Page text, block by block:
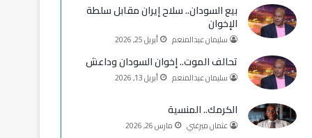
بيع السودان.. سلاح إيران مقابل سلطة
الإخوان
سليمان عبدالمنعم أبريل 25, 2026
تحالف الموت.. إخوان السودان وداعش
سليمان عبدالمنعم أبريل 13, 2026
الكرمك.. المنسية
عثمان ميرغني مارس 26, 2026